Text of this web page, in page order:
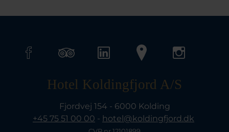
Hotel Koldingfjord A/S
Fjordvej 154 - 6000 Kolding
+45 75 51 00 00 - hotel@koldingfjord.dk